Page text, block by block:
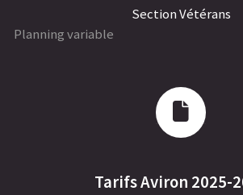
Section Vétérans
Planning variable
Tarifs Aviron 2025-